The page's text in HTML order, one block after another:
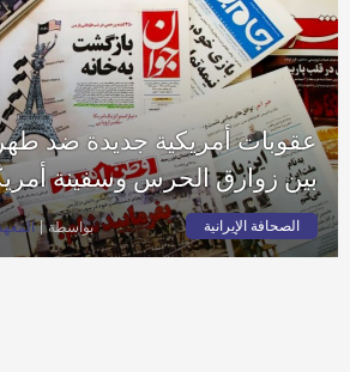
عقوبات أمريكية جديدة ضد
بين زوارق الحرس وسفينة
الصحافة الإيرانية بواسطة